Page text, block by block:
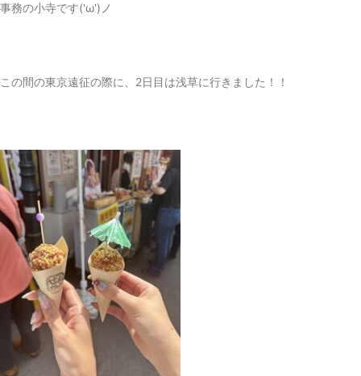
事務の小寺です('ω')ノ
この間の東京遠征の際に、2日目は浅草に行きました！！